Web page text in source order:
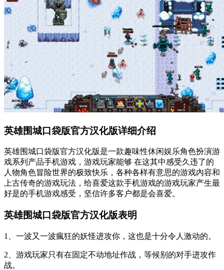
英雄围城口袋版官方汉化版详细介绍
英雄围城口袋版官方汉化版是一款趣味性休闲娱乐角色扮演游
戏系列产品手机游戏，游戏玩家能够 在这其中感受久违了的
人物角色冒险世界的极致快乐，各种各样有意思的游戏內容和
上古传奇的游戏玩法，给喜爱这款手机游戏的游戏玩家产生最
好是的手机游戏感受，坚信许多客户都是会喜爱。
英雄围城口袋版官方汉化版表明
1、一波又一波瘋狂的妖怪进攻你，这也是十分令人激动的。
2、游戏玩家只有在固定不动地址作战，等候别的对手进攻作
战。